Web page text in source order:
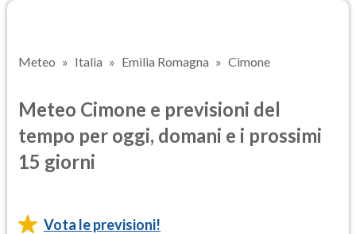
Meteo Italia Emilia Romagna Cimone
Meteo Cimone e previsioni del
tempo per oggi, domani e i prossimi
15 giorni
Vota le previsioni!